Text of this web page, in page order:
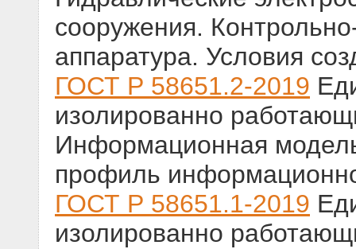
сооружения.
аппаратура. Условия
ГОСТ Р 58651.2-2019
изолированно
Информационная
профиль
ГОСТ Р 58651.1-2019
изолированно